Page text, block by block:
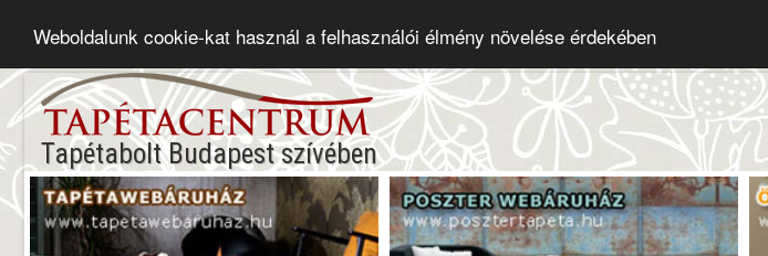
Weboldalunk cookie-kat használ a felhasználói élmény növelése érdekében
Tapétabolt Budapest szívében